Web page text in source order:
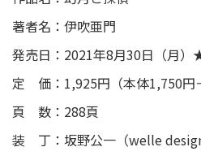
著者名：伊吹亜門
発売日：2021年8月30日（月
定 価：1,925円（本体1,750円
頁 数：288頁
装 丁：坂野公一（welle design